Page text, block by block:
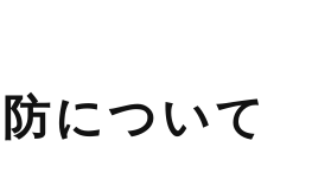
について